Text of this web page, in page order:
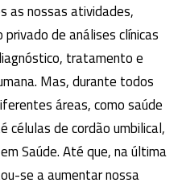
as nossas atividades,
de análises clínicas
tratamento e
Mas, durante todos
áreas, como saúde
de cordão umbilical,
Saúde. Até que, na última
se a aumentar nossa